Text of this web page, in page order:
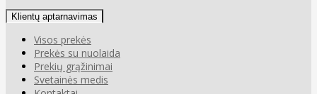
Klientų aptarnavimas
Visos prekės
Prekės su nuolaida
Prekių grąžinimai
Svetainės medis